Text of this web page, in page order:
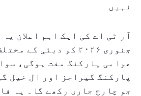
نہیں
آر ٹی اے کی ایک اہم اعلان
جنوری ۲۰۲۶ کو دبئی کے
عوامی پارکنگ مفت ہوگی،
جو چارج جاری رکھے گا۔ یہ